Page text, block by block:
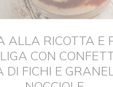
ALLA RICOTTA E
CON
DI FICHI E